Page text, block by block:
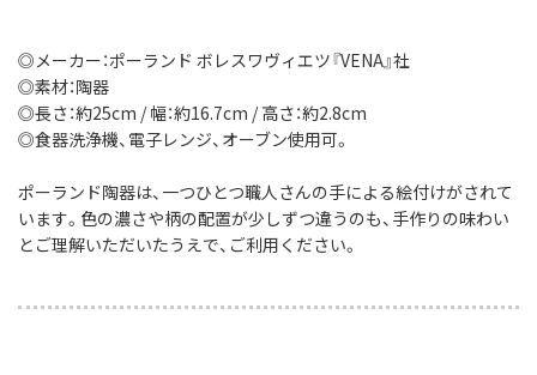
◎メーカー：ポーランド ボレスワヴィエツ『VENA』社
◎素材：陶器
◎長さ：約25cm / 幅：約16.7cm / 高さ：約2.8cm
◎食器洗浄機、電子レンジ、オーブン使用可。
ポーランド陶器は、一つひとつ職人さんの手による絵付けがされて
います。色の濃さや柄の配置が少しずつ違うのも、手作りの味わい
とご理解いただいたうえで、ご利用ください。